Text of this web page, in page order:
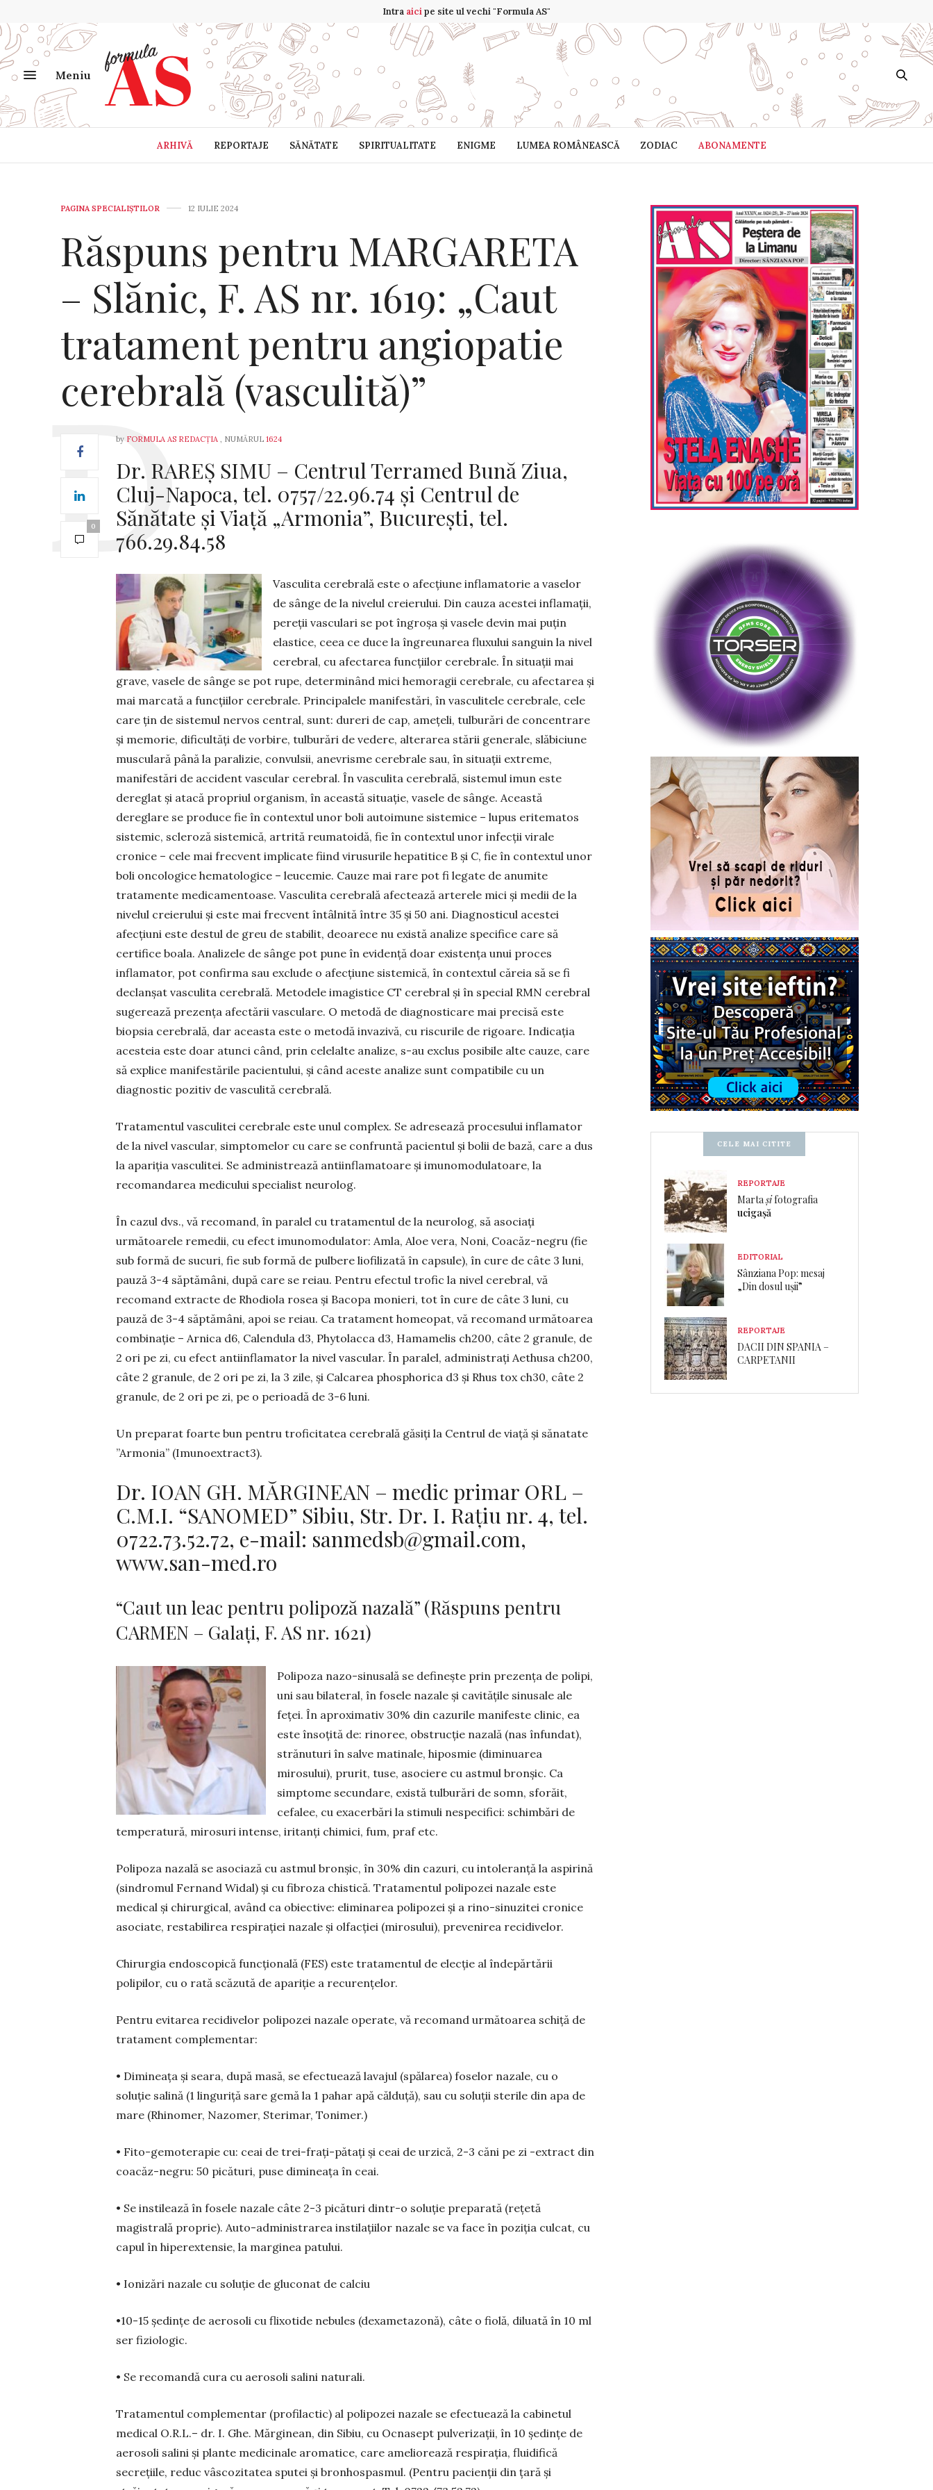
Intra aicipe site ul vechi "Formula AS"
Meniu
ARHIVĂ REPORTAJE SĂNĂTATE SPIRITUALITATE ENIGME LUMEA ROMÂNEASCĂ ZODIAC ABONAMENTE
PAGINA SPECIALIȘTILOR 12 IULIE 2024
Răspuns pentru MARGARETA
– Slănic, F. AS nr. 1619: „Caut
tratament pentru angiopatie
cerebrală (vasculită)”
0
by FORMULA AS REDACȚIA , NUMĂRUL 1624
Dr. RAREȘ SIMU – Centrul Terramed Bună Ziua,
Cluj-Napoca, tel. 0757/22.96.74 și Centrul de
Sănătate şi Viaţă „Armonia”, Bucureşti, tel.
766.29.84.58
Vasculita cerebrală este o afecțiune inflamatorie a vaselor
de sânge de la nivelul creierului. Din cauza acestei inflamații,
pereții vasculari se pot îngroșa și vasele devin mai puțin
elastice, ceea ce duce la îngreunarea fluxului sanguin la nivel
cerebral, cu afectarea funcțiilor cerebrale. În situații mai
grave, vasele de sânge se pot rupe, determinând mici hemoragii cerebrale, cu afectarea și
mai marcată a funcțiilor cerebrale. Principalele manifestări, în vasculitele cerebrale, cele
care țin de sistemul nervos central, sunt: dureri de cap, amețeli, tulburări de concentrare
și memorie, dificultăți de vorbire, tulburări de vedere, alterarea stării generale, slăbiciune
musculară până la paralizie, convulsii, anevrisme cerebrale sau, în situații extreme,
manifestări de accident vascular cerebral. În vasculita cerebrală, sistemul imun este
dereglat și atacă propriul organism, în această situație, vasele de sânge. Această
dereglare se produce fie în contextul unor boli autoimune sistemice – lupus eritematos
sistemic, scleroză sistemică, artrită reumatoidă, fie în contextul unor infecții virale
cronice – cele mai frecvent implicate fiind virusurile hepatitice B și C, fie în contextul unor
boli oncologice hematologice – leucemie. Cauze mai rare pot fi legate de anumite
tratamente medicamentoase. Vasculita cerebrală afectează arterele mici și medii de la
nivelul creierului și este mai frecvent întâlnită între 35 și 50 ani. Diagnosticul acestei
afecțiuni este destul de greu de stabilit, deoarece nu există analize specifice care să
certifice boala. Analizele de sânge pot pune în evidență doar existența unui proces
inflamator, pot confirma sau exclude o afecțiune sistemică, în contextul căreia să se fi
declanșat vasculita cerebrală. Metodele imagistice CT cerebral și în special RMN cerebral
sugerează prezența afectării vasculare. O metodă de diagnosticare mai precisă este
biopsia cerebrală, dar aceasta este o metodă invazivă, cu riscurile de rigoare. Indicația
acesteia este doar atunci când, prin celelalte analize, s-au exclus posibile alte cauze, care
să explice manifestările pacientului, și când aceste analize sunt compatibile cu un
diagnostic pozitiv de vasculită cerebrală.
Tratamentul vasculitei cerebrale este unul complex. Se adresează procesului inflamator
de la nivel vascular, simptomelor cu care se confruntă pacientul și bolii de bază, care a dus
la apariția vasculitei. Se administrează antiinflamatoare și imunomodulatoare, la
recomandarea medicului specialist neurolog.
În cazul dvs., vă recomand, în paralel cu tratamentul de la neurolog, să asociați
următoarele remedii, cu efect imunomodulator: Amla, Aloe vera, Noni, Coacăz-negru (fie
sub formă de sucuri, fie sub formă de pulbere liofilizată în capsule), în cure de câte 3 luni,
pauză 3-4 săptămâni, după care se reiau. Pentru efectul trofic la nivel cerebral, vă
recomand extracte de Rhodiola rosea și Bacopa monieri, tot în cure de câte 3 luni, cu
pauză de 3-4 săptămâni, apoi se reiau. Ca tratament homeopat, vă recomand următoarea
combinație – Arnica d6, Calendula d3, Phytolacca d3, Hamamelis ch200, câte 2 granule, de
2 ori pe zi, cu efect antiinflamator la nivel vascular. În paralel, administrați Aethusa ch200,
câte 2 granule, de 2 ori pe zi, la 3 zile, și Calcarea phosphorica d3 și Rhus tox ch30, câte 2
granule, de 2 ori pe zi, pe o perioadă de 3-6 luni.
Un preparat foarte bun pentru troficitatea cerebrală găsiți la Centrul de viață și sănatate
”Armonia” (Imunoextract3).
Dr. IOAN GH. MĂRGINEAN – medic primar ORL –
C.M.I. “SANOMED” Sibiu, Str. Dr. I. Rațiu nr. 4, tel.
0722.73.52.72, e-mail: sanmedsb@gmail.com,
www.san-med.ro
“Caut un leac pentru polipoză nazală” (Răspuns pentru
CARMEN – Galați, F. AS nr. 1621)
Polipoza nazo-sinusală se definește prin prezența de polipi,
uni sau bilateral, în fosele nazale și cavitățile sinusale ale
feței. În aproximativ 30% din cazurile manifeste clinic, ea
este însoțită de: rinoree, obstrucție nazală (nas înfundat),
strănuturi în salve matinale, hiposmie (diminuarea
mirosului), prurit, tuse, asociere cu astmul bronșic. Ca
simptome secundare, există tulburări de somn, sforăit,
cefalee, cu exacerbări la stimuli nespecifici: schimbări de
temperatură, mirosuri intense, iritanți chimici, fum, praf etc.
Polipoza nazală se asociază cu astmul bronșic, în 30% din cazuri, cu intoleranță la aspirină
(sindromul Fernand Widal) și cu fibroza chistică. Tratamentul polipozei nazale este
medical și chirurgical, având ca obiective: eliminarea polipozei și a rino-sinuzitei cronice
asociate, restabilirea respirației nazale și olfacției (mirosului), prevenirea recidivelor.
Chirurgia endoscopică funcțională (FES) este tratamentul de elecție al îndepărtării
polipilor, cu o rată scăzută de apariție a recurențelor.
Pentru evitarea recidivelor polipozei nazale operate, vă recomand următoarea schiță de
tratament complementar:
• Dimineața și seara, după masă, se efectuează lavajul (spălarea) foselor nazale, cu o
soluție salină (1 linguriță sare gemă la 1 pahar apă călduță), sau cu soluții sterile din apa de
mare (Rhinomer, Nazomer, Sterimar, Tonimer.)
• Fito-gemoterapie cu: ceai de trei-frați-pătați și ceai de urzică, 2-3 căni pe zi -extract din
coacăz-negru: 50 picături, puse dimineața în ceai.
• Se instilează în fosele nazale câte 2-3 picături dintr-o soluție preparată (rețetă
magistrală proprie). Auto-administrarea instilațiilor nazale se va face în poziția culcat, cu
capul în hiperextensie, la marginea patului.
• Ionizări nazale cu soluție de gluconat de calciu
•10-15 ședințe de aerosoli cu flixotide nebules (dexametazonă), câte o fiolă, diluată în 10 ml
ser fiziologic.
• Se recomandă cura cu aerosoli salini naturali.
Tratamentul complementar (profilactic) al polipozei nazale se efectuează la cabinetul
medical O.R.L.– dr. I. Ghe. Mărginean, din Sibiu, cu Ocnasept pulverizații, în 10 ședințe de
aerosoli salini și plante medicinale aromatice, care ameliorează respirația, fluidifică
secrețiile, reduc vâscozitatea sputei și bronhospasmul. (Pentru pacienții din țară și
CELE MAI CITITE
REPORTAJE
Martașifotografia
ucigașă
EDITORIAL
Sânziana Pop: mesaj
„Din dosul ușii”
REPORTAJE
DACII DIN SPANIA –
CARPETANII